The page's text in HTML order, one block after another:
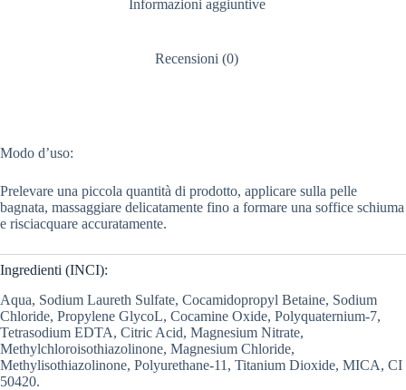
Informazioni aggiuntive
Recensioni (0)
Modo d’uso:
Prelevare una piccola quantità di prodotto, applicare sulla pelle
bagnata, massaggiare delicatamente fino a formare una soffice schiuma
e risciacquare accuratamente.
Ingredienti (INCI):
Aqua, Sodium Laureth Sulfate, Cocamidopropyl Betaine, Sodium
Chloride, Propylene GlycoL, Cocamine Oxide, Polyquaternium-7,
Tetrasodium EDTA, Citric Acid, Magnesium Nitrate,
Methylchloroisothiazolinone, Magnesium Chloride,
Methylisothiazolinone, Polyurethane-11, Titanium Dioxide, MICA, CI
50420.